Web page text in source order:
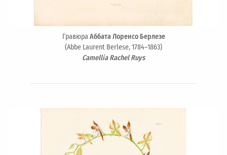
ГравюраАббата Лоренсо Берлезе
(Abbe Laurent Berlese, 1784–1863)
Camellia Rachel Ruys